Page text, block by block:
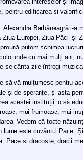
intereselor și
pentru edificarea și
Alexandra Barbăneagră i-
Ziua Europei, Ziua Păcii și
putem schimba
unde cu mai mulți ani,
se cânta zile întregi
să vă mulțumesc pentru
și de speranțe, și asta
acestei instituții, o să
mai frumoase, mai
Vedem că toate
lume este cuvântul Pace.
Pace și dragoste, dragii